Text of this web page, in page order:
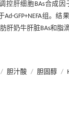
调控肝细胞BAs合成
Ad-GFP+NEFA组。结
肝奶牛肝脏BAs和脂滴
/ 胆汁酸 / 胆固醇 /